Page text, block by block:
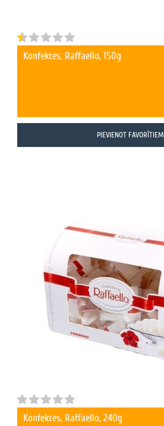
Konfektes, Raffaello, 150g
PIEVIENOT FAVORĪTIEM
Konfektes, Raffaello, 240g